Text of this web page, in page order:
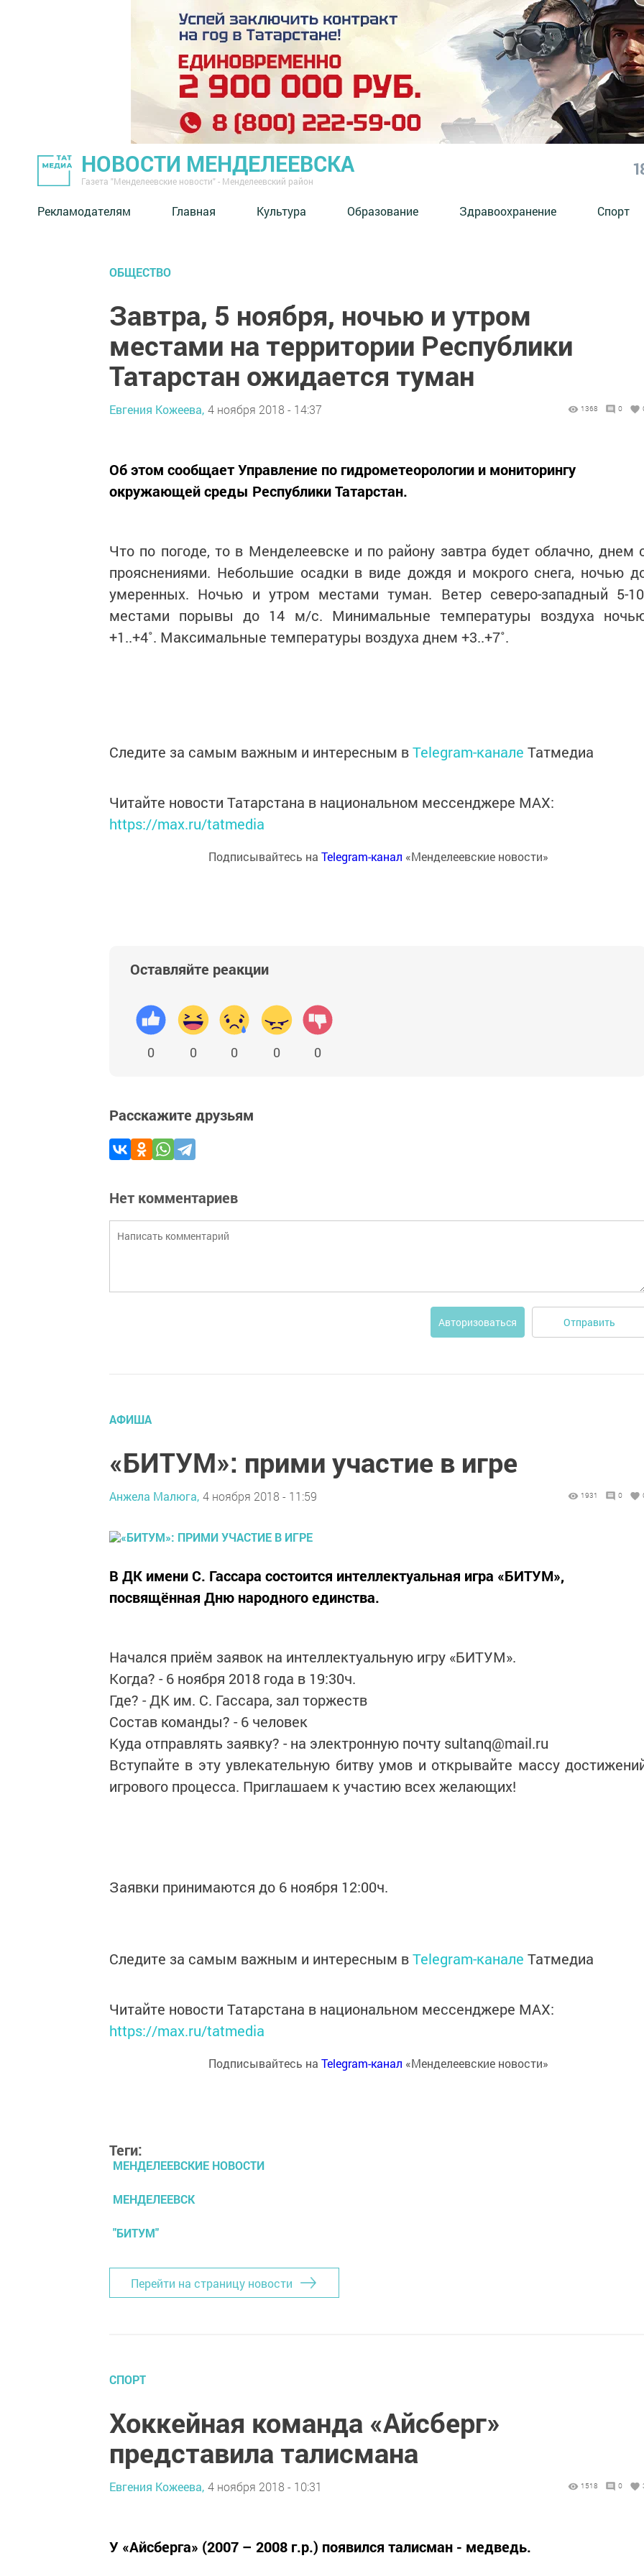
НОВОСТИ МЕНДЕЛЕЕВСКА
Газета "Менделеевские новости" - Менделеевский район
Рекламодателям Главная Культура Образование Здравоохранение Спорт
ОБЩЕСТВО
Завтра, 5 ноября, ночью и утром
местами на территории Республики
Татарстан ожидается туман
Евгения Кожеева, 4 ноября 2018 - 14:37 1368 0
Об этом сообщает Управление по гидрометеорологии и мониторингу
окружающей среды Республики Татарстан.
Что по погоде, то в Менделеевске и по району завтра будет облачно, днем
прояснениями. Небольшие осадки в виде дождя и мокрого снега, ночью
умеренных. Ночью и утром местами туман. Ветер северо-западный 5-
местами порывы до 14 м/с. Минимальные температуры воздуха
+1..+4˚. Максимальные температуры воздуха днем +3..+7˚.
Следите за самым важным и интересным вTelegram-канале Татмедиа
Читайте новости Татарстана в национальном мессенджере MАХ:
https://max.ru/tatmedia
Подписывайтесь на Telegram-канал «Менделеевские новости»
Оставляйте реакции
0 0 0 0 0
Расскажите друзьям
Нет комментариев
Авторизоваться Отправить
АФИША
«БИТУМ»: прими участие в игре
Анжела Малюга, 4 ноября 2018 - 11:59 1931 0
В ДК имени С. Гассара состоится интеллектуальная игра «БИТУМ»,
посвящённая Дню народного единства.
Начался приём заявок на интеллектуальную игру «БИТУМ».
Когда? - 6 ноября 2018 года в 19:30ч.
Где? - ДК им. С. Гассара, зал торжеств
Состав команды? - 6 человек
Куда отправлять заявку? - на электронную почту sultanq@mail.ru
Вступайте в эту увлекательную битву умов и открывайте массу
игрового процесса. Приглашаем к участию всех желающих!
Заявки принимаются до 6 ноября 12:00ч.
Следите за самым важным и интересным вTelegram-канале Татмедиа
Читайте новости Татарстана в национальном мессенджере MАХ:
https://max.ru/tatmedia
Подписывайтесь на Telegram-канал «Менделеевские новости»
Теги:
МЕНДЕЛЕЕВСКИЕ НОВОСТИ
МЕНДЕЛЕЕВСК
"БИТУМ"
Перейти на страницу новости
СПОРТ
Хоккейная команда «Айсберг»
представила талисмана
Евгения Кожеева, 4 ноября 2018 - 10:31 1518 0
У «Айсберга» (2007 – 2008 г.р.) появился талисман - медведь.